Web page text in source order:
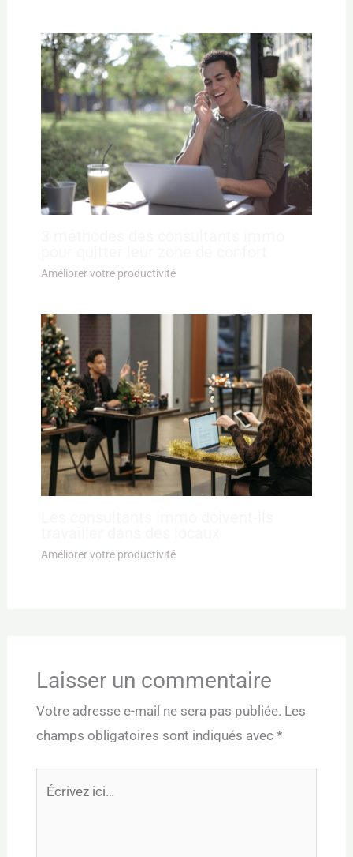
Améliorer votre productivité
Améliorer votre productivité
Laisser un commentaire
Votre adresse e-mail ne sera pas publiée. Les
champs obligatoires sont indiqués avec *